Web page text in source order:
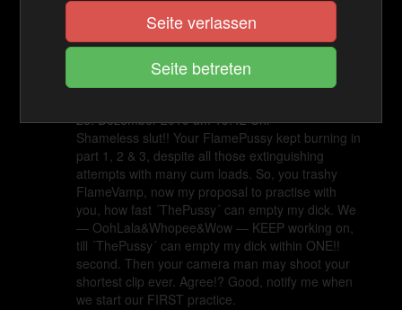
Kommentare
Guido sagt:
23. Dezember 2019 um 19:42 Uhr
Shameless slut!! Your FlamePussy kept burning in
part 1, 2 & 3, despite all those extinguishing
attempts with many cum loads. So, you trashy
FlameVamp, now my proposal to practise with
you, how fast ´ThePussy´ can empty my dick. We
— OohLala&Whopee&Wow — KEEP working on,
till ´ThePussy´ can empty my dick within ONE!!
second. Then your camera man may shoot your
shortest clip ever. Agree!? Good, notify me when
we start our FIRST practice.
Seite verlassen